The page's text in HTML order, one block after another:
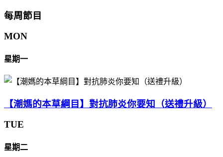
每周節目
MON
星期一
【潮媽的本草綱目】對抗肺炎你要知（送禮升級）
TUE
星期二